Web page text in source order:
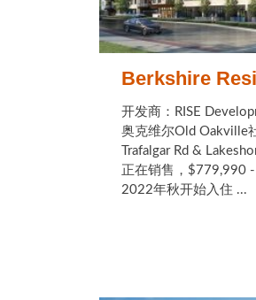
Berkshire
开发商：RISE
奥克维尔Old Oakville
Trafalgar Rd &
正在销售，$779,990
2022年秋开始入住 ...